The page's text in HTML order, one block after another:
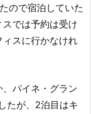
ので宿泊していた
では予約は受け
スに行かなけれ
パイネ・グラン
たが、2泊目はキ